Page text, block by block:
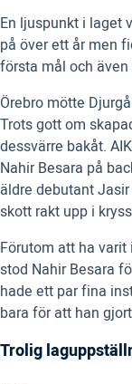
En ljuspunkt i laget
på över ett år men
första mål och
Örebro mötte
Trots gott om
dessvärre bakåt.
Nahir Besara på
äldre debutant
skott rakt upp i
Förutom att ha
stod Nahir Besara
hade ett par fina
bara för att han
Trolig